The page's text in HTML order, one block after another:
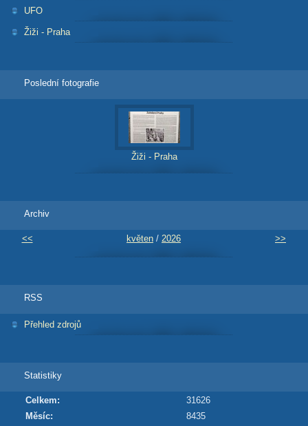
UFO
Žiži - Praha
Poslední fotografie
Žiži - Praha
Archiv
<< květen / 2026 >>
RSS
Přehled zdrojů
Statistiky
Celkem:
31626
Měsíc:
8435